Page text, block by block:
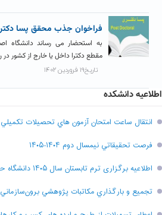
فراخوان جذب محقق پسا
به استحضار می رساند دانشگاه
مقطع دکترا داخل یا خارج از کشور
تاریخ۱۹ فروردین ۱۴۰۲
اطلاعیه دانشکده
انتقال ساعت امتحان آزمون هاي تحصيلات
فرصت تحقيقاتي نیمسال دوم ۱۴۰۴-۱۴۰۵
اطلاعیه برگزاری ترم تابستان سال ۱۴۰۵ دانشگاه حکیم سبزواری
تجميع و بارگذاري مکاتبات پژوهشي